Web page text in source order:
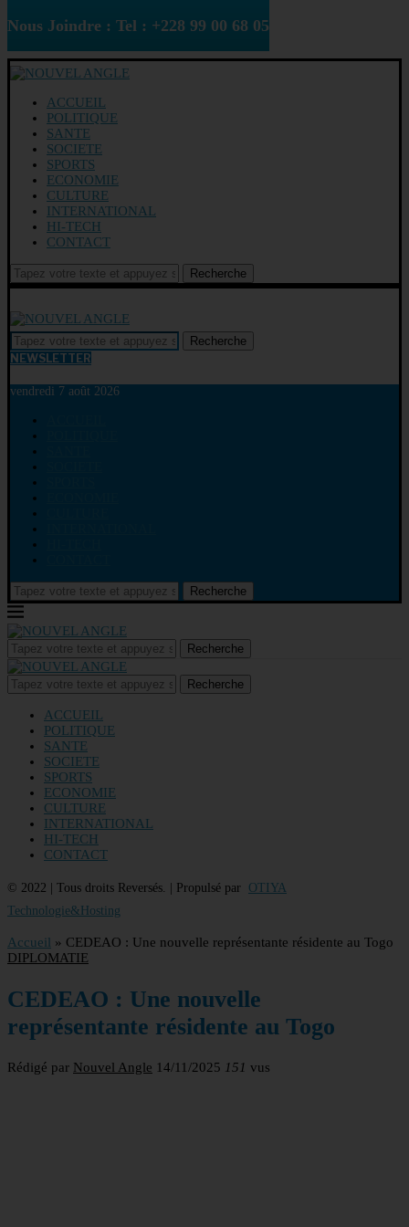
Nous Joindre : Tel : +228 99 00 68 05
ACCUEIL
POLITIQUE
SANTE
SOCIETE
SPORTS
ECONOMIE
CULTURE
INTERNATIONAL
HI-TECH
CONTACT
Recherche
Recherche
NEWSLETTER
vendredi 7 août 2026
Recherche
Recherche
Recherche
ACCUEIL
POLITIQUE
SANTE
SOCIETE
SPORTS
ECONOMIE
CULTURE
INTERNATIONAL
HI-TECH
CONTACT
© 2022 | Tous droits Reversés. | Propulsé par OTIYA
Technologie&Hosting
Accueil » CEDEAO : Une nouvelle représentante résidente au Togo
DIPLOMATIE
CEDEAO : Une nouvelle
représentante résidente au Togo
Rédigé par Nouvel Angle 14/11/2025 151 vus